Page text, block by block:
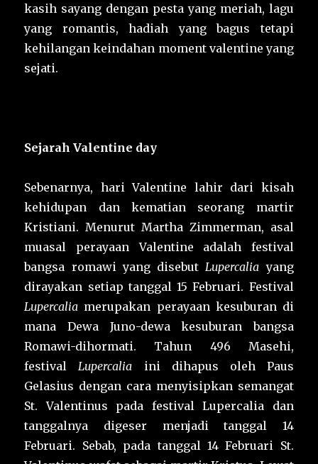
kasih sayang dengan pesta yang meriah, lagu
yang romantis, hadiah yang bagus tetapi
kehilangan keindahan moment valentine yang
sejati.
Sejarah Valentine day
Sebenarnya, hari Valentine lahir dari kisah
kehidupan dan kematian seorang martir
Kristiani. Menurut Martha Zimmerman, asal
muasal perayaan Valentine adalah festival
bangsa romawi yang disebut Lupercalia yang
dirayakan setiap tanggal 15 Februari. Festival
Lupercalia merupakan perayaan kesuburan di
mana Dewa Juno-dewa kesuburan bangsa
Romawi-dihormati. Tahun 496 Masehi,
festival Lupercalia ini dihapus oleh Paus
Gelasius dengan cara menyisipkan semangat
St. Valentinus pada festival Lupercalia dan
tanggalnya digeser menjadi tanggal 14
Februari. Sebab, pada tanggal 14 Februari St.